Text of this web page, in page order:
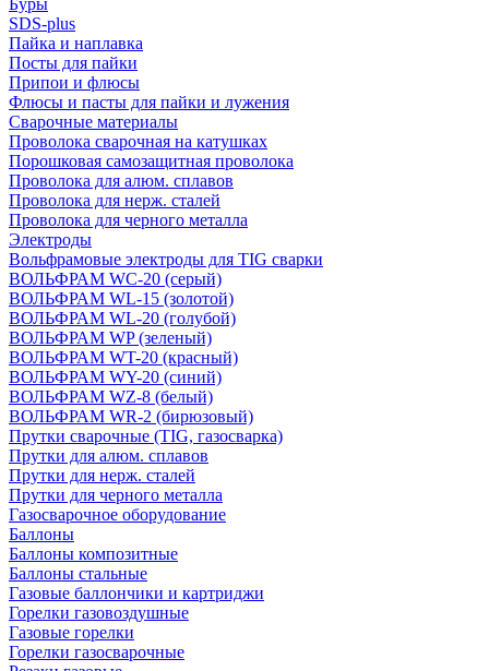
Буры
SDS-plus
Пайка и наплавка
Посты для пайки
Припои и флюсы
Флюсы и пасты для пайки и лужения
Сварочные материалы
Проволока сварочная на катушках
Порошковая самозащитная проволока
Проволока для алюм. сплавов
Проволока для нерж. сталей
Проволока для черного металла
Электроды
Вольфрамовые электроды для TIG сварки
ВОЛЬФРАМ WC-20 (серый)
ВОЛЬФРАМ WL-15 (золотой)
ВОЛЬФРАМ WL-20 (голубой)
ВОЛЬФРАМ WP (зеленый)
ВОЛЬФРАМ WT-20 (красный)
ВОЛЬФРАМ WY-20 (синий)
ВОЛЬФРАМ WZ-8 (белый)
ВОЛЬФРАМ WR-2 (бирюзовый)
Прутки сварочные (TIG, газосварка)
Прутки для алюм. сплавов
Прутки для нерж. сталей
Прутки для черного металла
Газосварочное оборудование
Баллоны
Баллоны композитные
Баллоны стальные
Газовые баллончики и картриджи
Горелки газовоздушные
Газовые горелки
Горелки газосварочные